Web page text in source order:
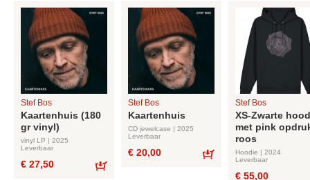
Stef Bos
Kaartenhuis (180
gr vinyl)
vinyl LP | 2025
Leverbaar
€ 27,50
Stef Bos
Kaartenhuis
CD jewelcase | 2025
Leverbaar
€ 20,00
Stef Bos
XS-Zwarte
met pink
roos
Hoodie | 2024
Leverbaar
€ 55,00